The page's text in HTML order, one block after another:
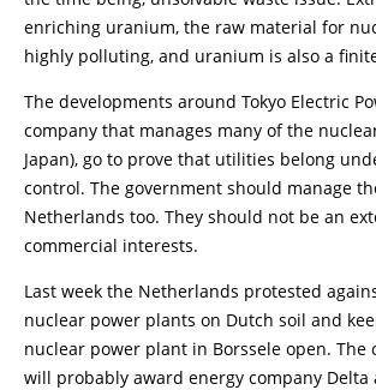
enriching uranium, the raw material for
highly polluting, and uranium is also a
The developments around Tokyo Electric
company that manages many of the
Japan), go to prove that utilities belong
control. The government should manage
Netherlands too. They should not be an
commercial interests.
Last week the Netherlands protested
nuclear power plants on Dutch soil and
nuclear power plant in Borssele open. The
will probably award energy company Delta